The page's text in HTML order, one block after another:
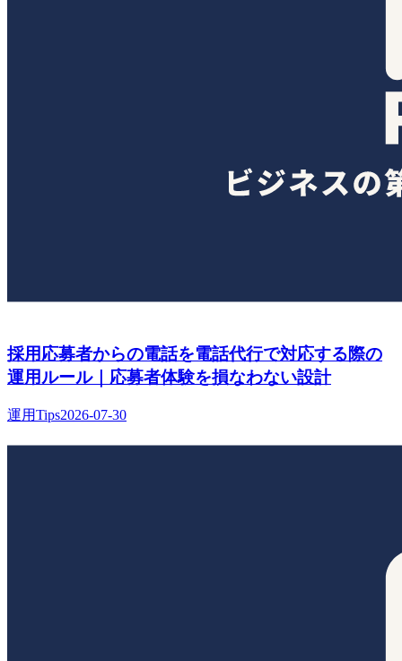
採用応募者からの電話を電話代行で対応する際の
運用ルール｜応募者体験を損なわない設計
運用Tips2026-07-30